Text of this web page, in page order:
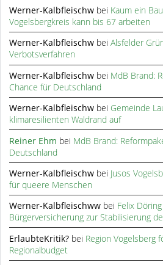
Werner-Kalbfleischw bei Kaum ein
Vogelsbergkreis kann bis 67 arbeiten
Werner-Kalbfleischw beiAlsfelder
Verbotsverfahren
Werner-Kalbfleischw bei MdB Brand:
Chance für Deutschland
Werner-Kalbfleischw bei Gemeinde
klimaresilienten Waldrand auf
Reiner Ehm bei MdB Brand:
Deutschland
Werner-Kalbfleischw bei Jusos
für queere Menschen
Werner-Kalbfleischww bei Felix
Bürgerversicherung zur Stabilisierung
ErlaubteKritik? bei Region Vogelsberg
Regionalbudget